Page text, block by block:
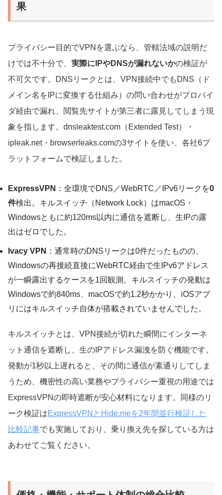
果
プライバシー目的でVPNを選ぶなら、管轄法域の説明だ
けでは不十分で、 実際にIPやDNSが漏れないかの検証が
不可欠です。DNSリークとは、VPN接続中でもDNS（ド
メイン名をIPに変換する仕組み）の問い合わせがプロバイ
ダ経由で漏れ、閲覧先サイトが第三者に露見してしまう現
象を指します。dnsleaktest.com（Extended Test）・
ipleak.net・browserleaks.comの3サイトを使い、各社6プ
ラットフォームで検証しました。
ExpressVPN ：全環境でDNS／WebRTC／IPv6リークを0
件検出。キルスイッチ（Network Lock）はmacOS・
Windowsともに約120ms以内に通信を遮断し、生IPの露
出はゼロでした。
Ivacy VPN ：通常時のDNSリークは0件だったものの、
Windowsの再接続直後にWebRTC経由で生IPv6アドレス
が一瞬露出するケースを1回観測。キルスイッチの発動は
Windowsで約840ms、macOSで約1.2秒かかり、iOSアプ
リにはキルスイッチ自体が搭載されていませんでした。
キルスイッチとは、VPN接続が切れた瞬間にインターネ
ット通信を遮断し、生のIPアドレス漏洩を防ぐ機能です。
発動が1秒以上遅れると、その間に通信が素通りしてしま
うため、機密性の高い業務やプライバシー重視の用途では
ExpressVPNの即時遮断が安心材料になります。同様のリ
ーク検証はExpressVPNとHide.meを2年間並行検証した
比較記事でも実施しており、乗り換え先を探している方は
あわせてご覧ください。